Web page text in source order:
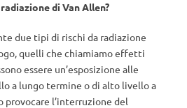
di Van Allen?
due tipi di rischi da radiazione
quelli che chiamiamo effetti
essere un’esposizione alle
a lungo termine o di alto livello a
provocare l’interruzione del